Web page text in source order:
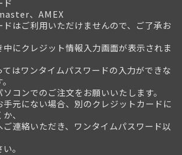
、AMEX
はご利用いただけませんので、ご了承お
にクレジット情報入力画面が表示されま
はワンタイムパスワードの入力ができな
ンでのご注文をお願いいたします。
元にない場合、別のクレジットカードに
、
絡いただき、ワンタイムパスワード以
。